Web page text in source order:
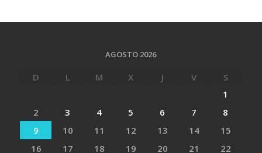
AGOSTO 2026
D L M X J V
S
1
2
3 4 5 6 7
8
9
10 11 12 13 14
15
16
17 18 19 20 21
22